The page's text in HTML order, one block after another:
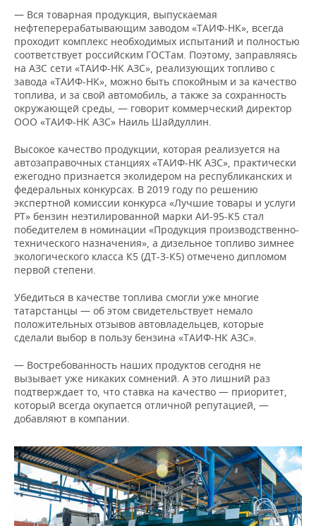
— Вся товарная продукция, выпускаемая
нефтеперерабатывающим заводом «ТАИФ-НК», всегда
проходит комплекс необходимых испытаний и полностью
соответствует российским ГОСТам. Поэтому, заправляясь
на АЗС сети «ТАИФ-НК АЗС», реализующих топливо с
завода «ТАИФ-НК», можно быть спокойным и за качество
топлива, и за свой автомобиль, а также за сохранность
окружающей среды, — говорит коммерческий директор
ООО «ТАИФ-НК АЗС» Наиль Шайдуллин.
Высокое качество продукции, которая реализуется на
автозаправочных станциях «ТАИФ-НК АЗС», практически
ежегодно признается эколидером на республиканских и
федеральных конкурсах. В 2019 году по решению
экспертной комиссии конкурса «Лучшие товары и услуги
РТ» бензин неэтилированной марки АИ-95-К5 стал
победителем в номинации «Продукция производственно-
технического назначения», а дизельное топливо зимнее
экологического класса К5 (ДТ-3-К5) отмечено дипломом
первой степени.
Убедиться в качестве топлива смогли уже многие
татарстанцы — об этом свидетельствует немало
положительных отзывов автовладельцев, которые
сделали выбор в пользу бензина «ТАИФ-НК АЗС».
— Востребованность наших продуктов сегодня не
вызывает уже никаких сомнений. А это лишний раз
подтверждает то, что ставка на качество — приоритет,
который всегда окупается отличной репутацией, —
добавляют в компании.